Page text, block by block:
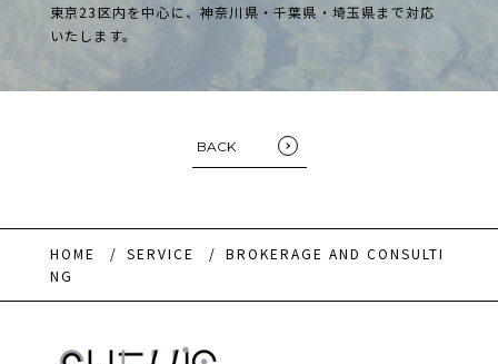
東京23区内を中心に、神奈川県・千葉県・埼玉県まで対応
いたします。
BACK
HOME SERVICE
BROKERAGE AND CONSULTI
NG